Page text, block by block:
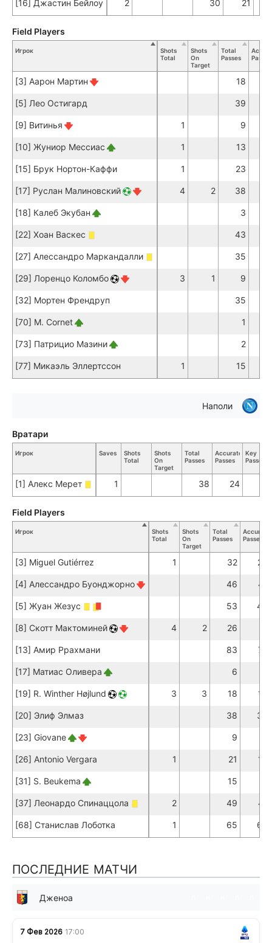
[16] Джастин Бейлоу 2 30 21
Игрок
Shots
Total
Shots
On
Target
Total
Passes
Passes
[3] Аарон Мартин 18
[5] Лео Остигард 39
[9] Витинья 1 9
[10] Жуниор Мессиас 1 13
[15] Брук Нортон-Каффи 1 23
[17] Руслан Малиновский 4 2 38
[18] Калеб Экубан 3
[22] Хоан Васкес 43
[27] Алессандро Маркандалли 35
[29] Лоренцо Коломбо 3 1 9
[32] Мортен Френдруп 35
[70] M. Cornet 1
[73] Патрицио Мазини 2
[77] Микаэль Эллертссон 1 15
Field Players
Наполи
Игрок Saves
Shots
Total
Shots
On
Target
Total
Passes
Accurate
Passes
Key
Passes
[1] Алекс Мерет 1 38 24
Вратари
Игрок
Shots
Total
Shots
On
Target
Total
Passes
Accurate
Passes
[3] Miguel Gutiérrez 1 32 25
[4] Алессандро Буонджорно 46 41
[5] Жуан Жезус 53 49
[8] Скотт Мактоминей 4 2 26
[13] Амир Ррахмани 83 77
[17] Матиас Оливера 6
[19] R. Winther Højlund 3 3 18 13
[20] Элиф Элмаз 38 34
[23] Giovane 9
[26] Antonio Vergara 1 21 16
[31] S. Beukema 15
[37] Леонардо Спинаццола 2 49 41
[68] Станислав Лоботка 1 65 63
Field Players
ПОСЛЕДНИЕ МАТЧИ
Дженоа
7 Фев 2026 17:00